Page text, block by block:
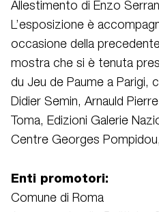
Allestimento di Enzo
L’esposizione è
occasione della
mostra che si è tenuta
du Jeu de Paume a Parigi,
Didier Semin, Arnauld
Toma, Edizioni Galerie
Centre Georges
Enti promotori:
Comune di Roma